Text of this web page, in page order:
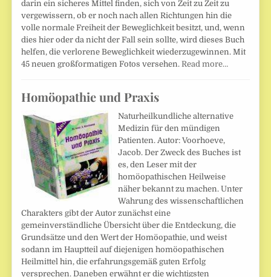
darin ein sicheres Mittel finden, sich von Zeit zu Zeit zu
vergewissern, ob er noch nach allen Richtungen hin die
volle normale Freiheit der Beweglichkeit besitzt, und, wenn
dies hier oder da nicht der Fall sein sollte, wird dieses Buch
helfen, die verlorene Beweglichkeit wiederzugewinnen. Mit
45 neuen großformatigen Fotos versehen.Read more…
Homöopathie und Praxis
Naturheilkundliche alternative
Medizin für den mündigen
Patienten. Autor: Voorhoeve,
Jacob. Der Zweck des Buches ist
es, den Leser mit der
homöopathischen Heilweise
näher bekannt zu machen. Unter
Wahrung des wissenschaftlichen
Charakters gibt der Autor zunächst eine
gemeinverständliche Übersicht über die Entdeckung, die
Grundsätze und den Wert der Homöopathie, und weist
sodann im Hauptteil auf diejenigen homöopathischen
Heilmittel hin, die erfahrungsgemäß guten Erfolg
versprechen. Daneben erwähnt er die wichtigsten